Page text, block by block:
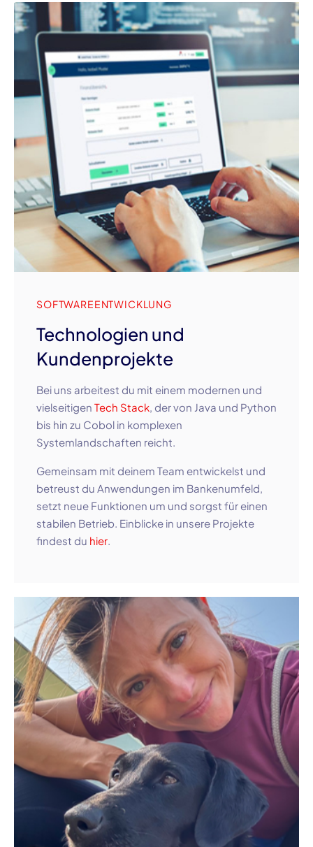
SOFTWAREENTWICKLUNG
Technologien und
Kundenprojekte
Bei uns arbeitest du mit einem modernen und
vielseitigen Tech Stack, der von Java und Python
bis hin zu Cobol in komplexen
Systemlandschaften reicht.
Gemeinsam mit deinem Team entwickelst und
betreust du Anwendungen im Bankenumfeld,
setzt neue Funktionen um und sorgst für einen
stabilen Betrieb. Einblicke in unsere Projekte
findest du hier.